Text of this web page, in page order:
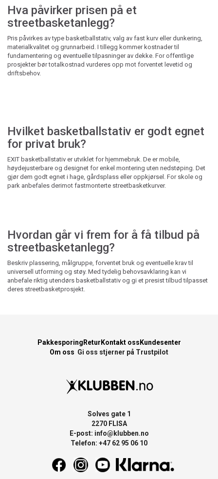
Hva påvirker prisen på et
streetbasketanlegg?
Pris påvirkes av type basketballstativ, valg av fast kurv eller dunkering,
materialkvalitet og grunnarbeid. I tillegg kommer kostnader til
fundamentering og eventuelle tilpasninger av dekke. For offentlige
prosjekter bør totalkostnad vurderes opp mot forventet levetid og
driftsbehov.
Hvilket basketballstativ er godt egnet
for privat bruk?
EXIT basketballstativ er utviklet for hjemmebruk. De er mobile,
høydejusterbare og designet for enkel montering uten nedstøping. Det
gjør dem godt egnet i hage, gårdsplass eller oppkjørsel. For skole og
park anbefales derimot fastmonterte streetbasketkurver.
Hvordan går vi frem for å få tilbud på
streetbasketanlegg?
Beskriv plassering, målgruppe, forventet bruk og eventuelle krav til
universell utforming og støy. Med tydelig behovsavklaring kan vi
anbefale riktig utendørs basketballstativ og gi et presist tilbud tilpasset
deres streetbasketprosjekt.
Pakkesporing Retur Kontakt oss Kundesenter
Om oss Gi oss stjerner på Trustpilot
Solves gate 1
2270 FLISA
E-post: info@klubben.no
Telefon: +47 62 95 06 10